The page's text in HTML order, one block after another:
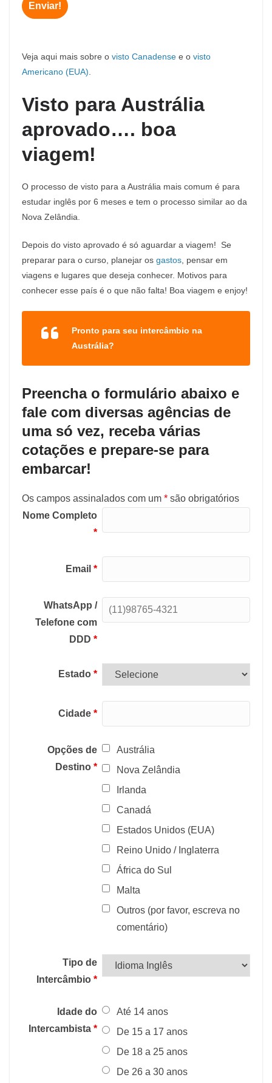
Veja aqui mais sobre o visto Canadense e o visto
Americano (EUA)
Visto para Austrália
aprovado…. boa
viagem!
O processo de visto para a Austrália mais comum é para
estudar inglês por 6 meses e tem o processo similar ao da
Nova Zelândia.
Depois do visto aprovado é só aguardar a viagem! Se
preparar para o curso, planejar os gastos , pensar em
viagens e lugares que deseja conhecer. Motivos para
conhecer esse país é o que não falta! Boa viagem e enjoy!
Pronto para seu intercâmbio na
Austrália?
Preencha o formulário abaixo e
fale com diversas agências de
uma só vez, receba várias
cotações e prepare-se para
embarcar!
Os campos assinalados com um * são obrigatórios
Nome Completo
*
Email*
WhatsApp /
Telefone com
DDD*
Estado*
Cidade*
Opções de
Destino*
Austrália
Nova Zelândia
Irlanda
Canadá
Estados Unidos (EUA)
Reino Unido / Inglaterra
África do Sul
Malta
Outros (por favor, escreva no
comentário)
Tipo de
Intercâmbio*
Idade do
Intercambista*
Até 14 anos
De 15 a 17 anos
De 18 a 25 anos
De 26 a 30 anos